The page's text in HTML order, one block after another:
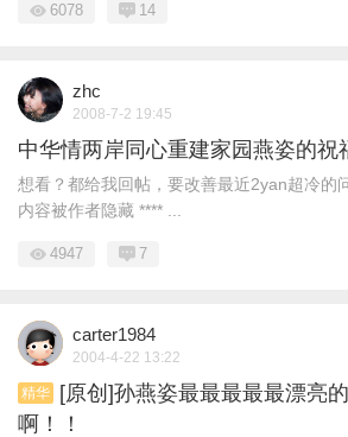
6078 14
zhc
2008-7-2 19:45
中华情两岸同心重建家园燕姿的祝
想看？都给我回帖，要改善最近2yan超冷的
内容被作者隐藏 **** ...
4947 7
carter1984
2004-4-22 13:22
精华
[原创]孙燕姿最最最最最漂亮
啊！！